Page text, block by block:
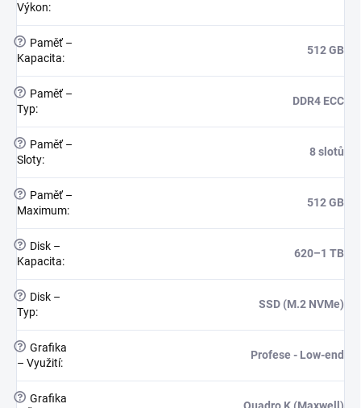
Výkon:
?
Paměť –
Kapacita:
512 GB
?
Paměť –
Typ:
DDR4 ECC
?
Paměť –
Sloty:
8 slotů
?
Paměť –
Maximum:
512 GB
?
Disk –
Kapacita:
620–1 TB
?
Disk –
Typ:
SSD (M.2 NVMe)
? Grafika
– Využití:
Profese - Low-end
? Grafika